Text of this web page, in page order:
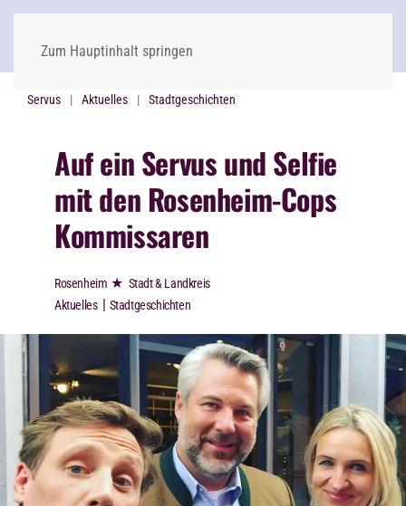
Zum Hauptinhalt springen
Servus Aktuelles Stadtgeschichten
Auf ein Servus und Selfie
mit den Rosenheim-Cops
Kommissaren
Rosenheim ★ Stadt & Landkreis
Aktuelles | Stadtgeschichten